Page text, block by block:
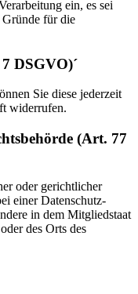
ein, es sei
für die
DSGVO)´
Sie diese jederzeit
widerrufen.
(Art. 77
oder gerichtlicher
einer Datenschutz-
in dem Mitgliedstaat
des Orts des